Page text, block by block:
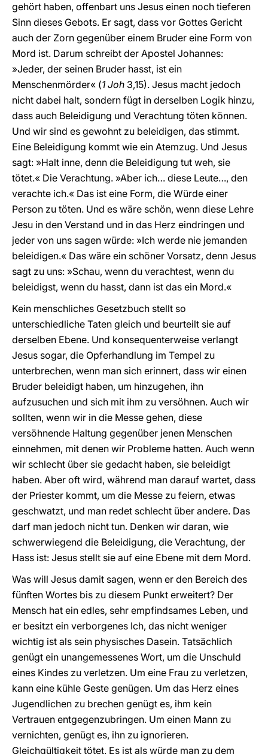
gehört haben, offenbart uns Jesus einen noch tieferen
Sinn dieses Gebots. Er sagt, dass vor Gottes Gericht
auch der Zorn gegenüber einem Bruder eine Form von
Mord ist. Darum schreibt der Apostel Johannes:
»Jeder, der seinen Bruder hasst, ist ein
Menschenmörder« (1 Joh 3,15). Jesus macht jedoch
nicht dabei halt, sondern fügt in derselben Logik hinzu,
dass auch Beleidigung und Verachtung töten können.
Und wir sind es gewohnt zu beleidigen, das stimmt.
Eine Beleidigung kommt wie ein Atemzug. Und Jesus
sagt: »Halt inne, denn die Beleidigung tut weh, sie
tötet.« Die Verachtung. »Aber ich… diese Leute…, den
verachte ich.« Das ist eine Form, die Würde einer
Person zu töten. Und es wäre schön, wenn diese Lehre
Jesu in den Verstand und in das Herz eindringen und
jeder von uns sagen würde: »Ich werde nie jemanden
beleidigen.« Das wäre ein schöner Vorsatz, denn Jesus
sagt zu uns: »Schau, wenn du verachtest, wenn du
beleidigst, wenn du hasst, dann ist das ein Mord.«
Kein menschliches Gesetzbuch stellt so
unterschiedliche Taten gleich und beurteilt sie auf
derselben Ebene. Und konsequenterweise verlangt
Jesus sogar, die Opferhandlung im Tempel zu
unterbrechen, wenn man sich erinnert, dass wir einen
Bruder beleidigt haben, um hinzugehen, ihn
aufzusuchen und sich mit ihm zu versöhnen. Auch wir
sollten, wenn wir in die Messe gehen, diese
versöhnende Haltung gegenüber jenen Menschen
einnehmen, mit denen wir Probleme hatten. Auch wenn
wir schlecht über sie gedacht haben, sie beleidigt
haben. Aber oft wird, während man darauf wartet, dass
der Priester kommt, um die Messe zu feiern, etwas
geschwatzt, und man redet schlecht über andere. Das
darf man jedoch nicht tun. Denken wir daran, wie
schwerwiegend die Beleidigung, die Verachtung, der
Hass ist: Jesus stellt sie auf eine Ebene mit dem Mord.
Was will Jesus damit sagen, wenn er den Bereich des
fünften Wortes bis zu diesem Punkt erweitert? Der
Mensch hat ein edles, sehr empfindsames Leben, und
er besitzt ein verborgenes Ich, das nicht weniger
wichtig ist als sein physisches Dasein. Tatsächlich
genügt ein unangemessenes Wort, um die Unschuld
eines Kindes zu verletzen. Um eine Frau zu verletzen,
kann eine kühle Geste genügen. Um das Herz eines
Jugendlichen zu brechen genügt es, ihm kein
Vertrauen entgegenzubringen. Um einen Mann zu
vernichten, genügt es, ihn zu ignorieren.
Gleichgültigkeit tötet. Es ist als würde man zu dem